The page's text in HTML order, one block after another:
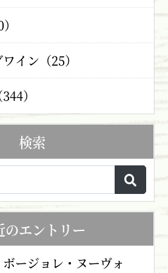
イン（25）
）
検索
のエントリー
ージョレ・ヌーヴォ